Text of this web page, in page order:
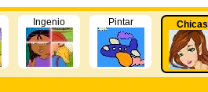
Ingenio Pintar Chicas